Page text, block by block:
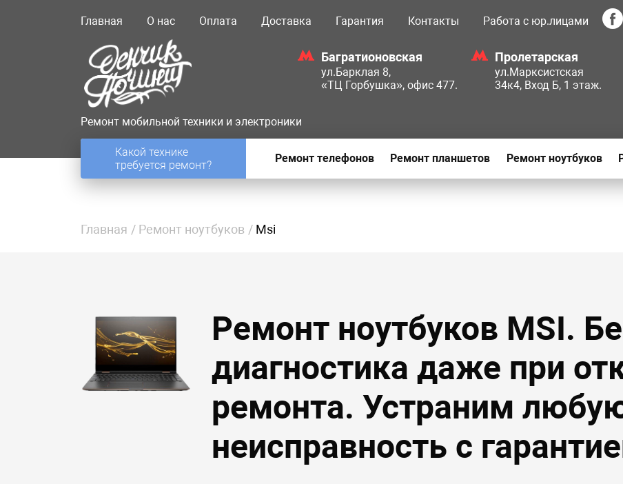
Главная О нас Оплата Доставка Гарантия Контакты Работа с юр.лицами
Багратионовская
ул.Барклая 8,
«ТЦ Горбушка», офис 477.
Пролетарская
ул.Марксистская
34к4, Вход Б, 1 этаж.
Ремонт мобильной техники и электроники
Какой технике
требуется ремонт?
Ремонт телефонов Ремонт планшетов Ремонт ноутбуков
Главная Ремонт ноутбуков Msi
Ремонт ноутбуков MSI.
диагностика даже при
ремонта. Устраним
неисправность с